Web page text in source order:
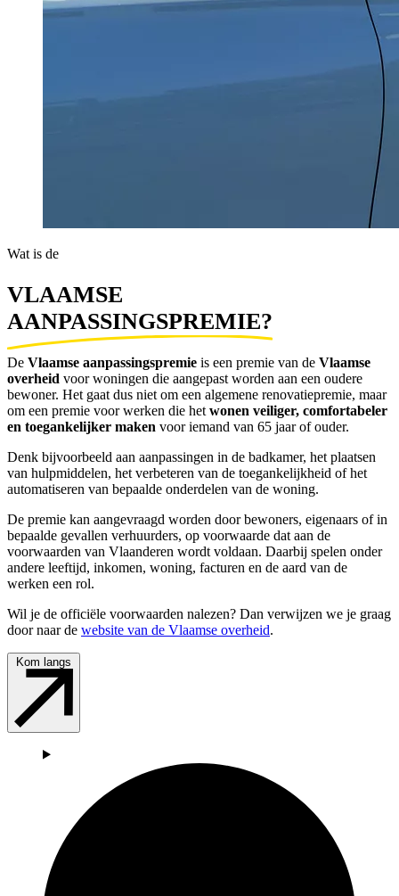
Wat is de
VLAAMSE
AANPASSINGSPREMIE?
De Vlaamse aanpassingspremie is een premie van de Vlaamse
overheid voor woningen die aangepast worden aan een oudere
bewoner. Het gaat dus niet om een algemene renovatiepremie, maar
om een premie voor werken die het wonen veiliger, comfortabeler
en toegankelijker maken voor iemand van 65 jaar of ouder.
Denk bijvoorbeeld aan aanpassingen in de badkamer, het plaatsen
van hulpmiddelen, het verbeteren van de toegankelijkheid of het
automatiseren van bepaalde onderdelen van de woning.
De premie kan aangevraagd worden door bewoners, eigenaars of in
bepaalde gevallen verhuurders, op voorwaarde dat aan de
voorwaarden van Vlaanderen wordt voldaan. Daarbij spelen onder
andere leeftijd, inkomen, woning, facturen en de aard van de
werken een rol.
Wil je de officiële voorwaarden nalezen? Dan verwijzen we je graag
door naar de website van de Vlaamse overheid.
Kom langs